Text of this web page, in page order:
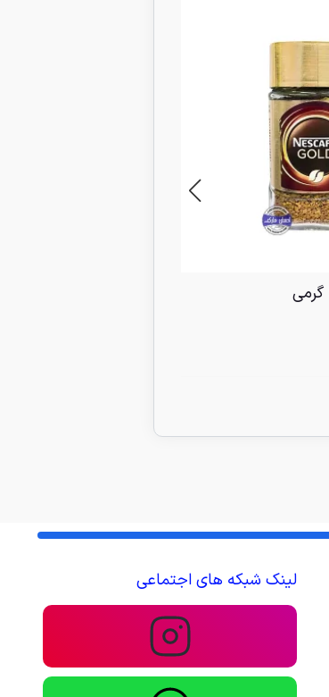
لینک شبکه های اجتماعی